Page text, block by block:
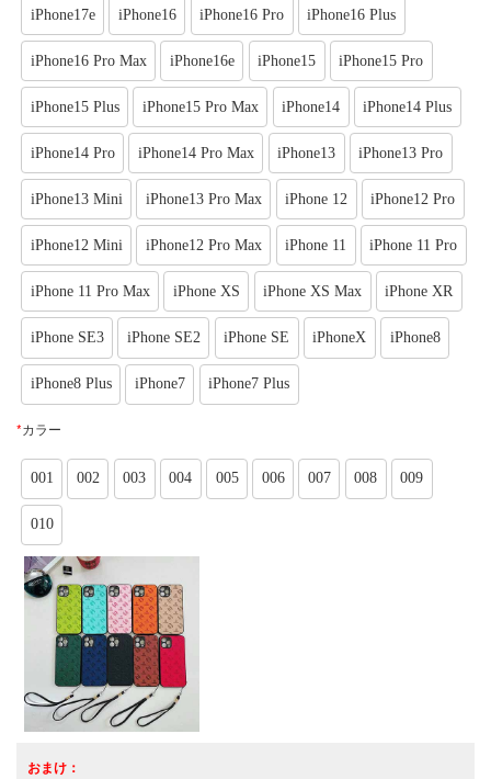
iPhone17e iPhone16 iPhone16 Pro iPhone16 Plus
iPhone16 Pro Max iPhone16e iPhone15 iPhone15 Pro
iPhone15 Plus iPhone15 Pro Max iPhone14 iPhone14 Plus
iPhone14 Pro iPhone14 Pro Max iPhone13 iPhone13 Pro
iPhone13 Mini iPhone13 Pro Max iPhone 12 iPhone12 Pro
iPhone12 Mini iPhone12 Pro Max iPhone 11 iPhone 11 Pro
iPhone 11 Pro Max iPhone XS iPhone XS Max iPhone XR
iPhone SE3 iPhone SE2 iPhone SE iPhoneX iPhone8
iPhone8 Plus iPhone7 iPhone7 Plus
*カラー
001 002 003 004 005 006 007 008 009
010
おまけ：